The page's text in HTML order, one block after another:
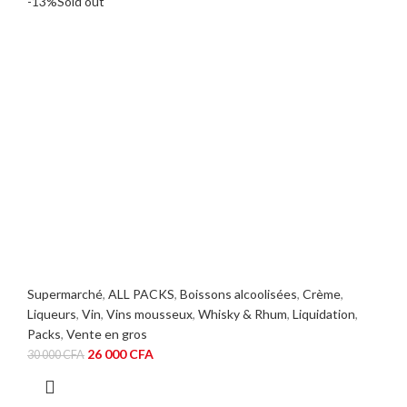
Supermarché, ALL PACKS, Boissons alcoolisées, Crème,
Liqueurs, Vin, Vins mousseux, Whisky & Rhum, Liquidation,
Packs, Vente en gros
30 000CFA Le
26 000CFALe